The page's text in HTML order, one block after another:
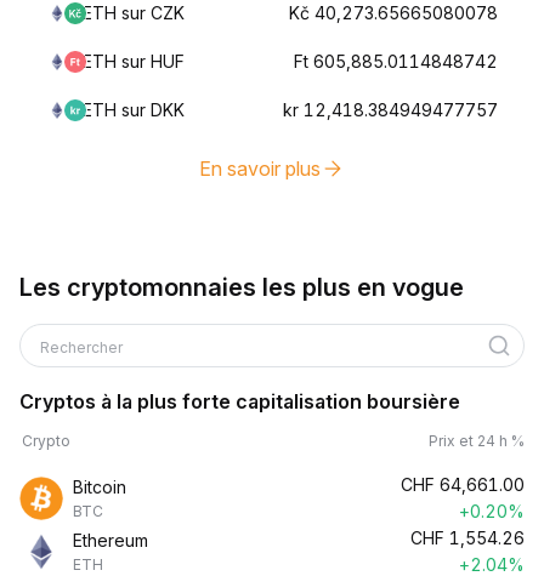
ETH sur CZK Kč 40,273.65665080078
ETH sur HUF Ft 605,885.0114848742
ETH sur DKK kr 12,418.384949477757
En savoir plus
Les cryptomonnaies les plus en vogue
Rechercher
Cryptos à la plus forte capitalisation boursière
Crypto Prix et 24 h %
Bitcoin
BTC
CHF 64,661.00
+0.20%
Ethereum
ETH
CHF 1,554.26
+2.04%